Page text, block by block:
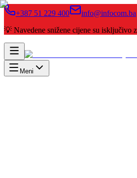
+387 51 229 400
info@infocom.ba
💡 Navedene snižene cijene su isključivo
Meni